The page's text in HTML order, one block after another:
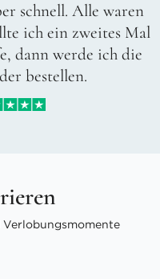
schnell. Alle waren
ich ein zweites Mal
dann werde ich die
bestellen.
Verlobungsmomente